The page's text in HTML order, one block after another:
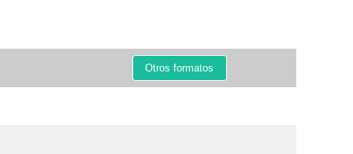
Otros formatos